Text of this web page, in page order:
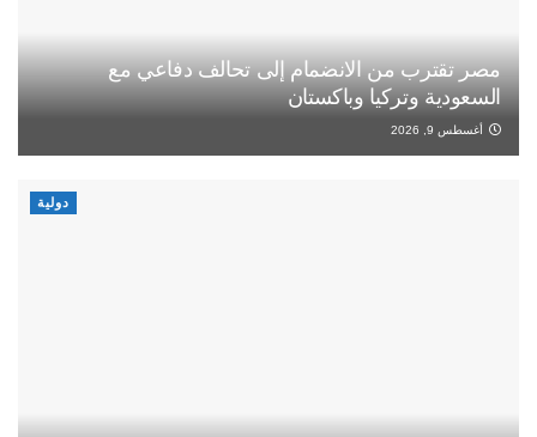
مصر تقترب من الانضمام إلى تحالف دفاعي مع
السعودية وتركيا وباكستان
أغسطس 9, 2026
دولية